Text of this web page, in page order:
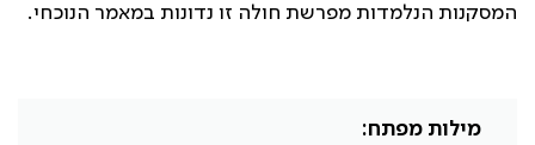
המסקנות הנלמדות מפרשת חולה זו נדונות במאמר הנוכחי.
מילות מפתח: